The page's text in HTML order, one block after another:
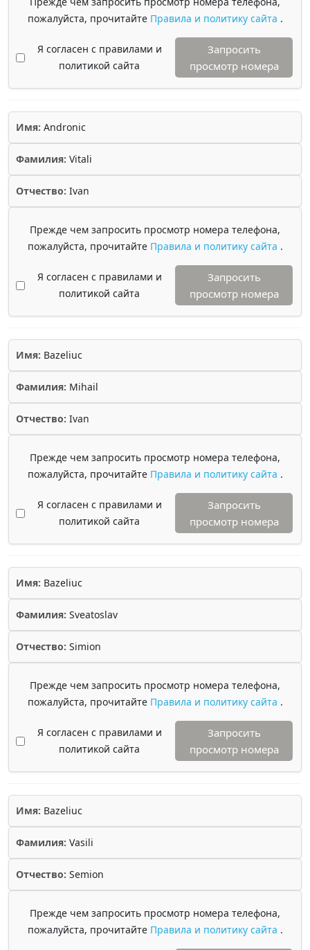
пожалуйста, прочитайте Правила и политику сайта .
Я согласен с правилами и
политикой сайта
Запросить
просмотр номера
Имя: Andronic
Фамилия: Vitali
Отчество: Ivan
Прежде чем запросить просмотр номера телефона,
пожалуйста, прочитайте Правила и политику сайта .
Я согласен с правилами и
политикой сайта
Запросить
просмотр номера
Имя: Bazeliuc
Фамилия: Mihail
Отчество: Ivan
Прежде чем запросить просмотр номера телефона,
пожалуйста, прочитайте Правила и политику сайта .
Я согласен с правилами и
политикой сайта
Запросить
просмотр номера
Имя: Bazeliuc
Фамилия: Sveatoslav
Отчество: Simion
Прежде чем запросить просмотр номера телефона,
пожалуйста, прочитайте Правила и политику сайта .
Я согласен с правилами и
политикой сайта
Запросить
просмотр номера
Имя: Bazeliuc
Фамилия: Vasili
Отчество: Semion
Прежде чем запросить просмотр номера телефона,
пожалуйста, прочитайте Правила и политику сайта .